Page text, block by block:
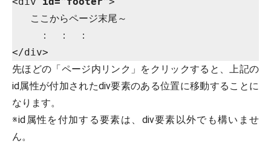
ここからページ末尾～
：　：　：
先ほどの「ページ内リンク」をクリックすると、上記の
id属性が付加されたdiv要素のある位置に移動することに
なります。
※id属性を付加する要素は、div要素以外でも構いませ
ん。